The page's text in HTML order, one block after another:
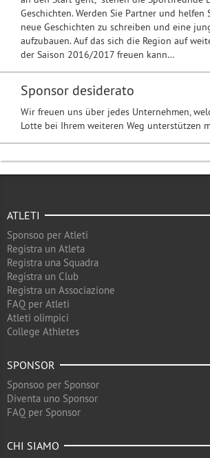
Geschichten. Werden Sie Partner und helfen
neue Geschichten zu schreiben und eine
aufzubauen. Auf das sich die Region auf
der Saison 2016/2017 freuen kann…
Sponsor desiderato
Wir freuen uns über jedes Unternehmen,
Lotte bei Ihrem weiteren Weg unterstützen
ATLETI
Sponsoo per Atleti
Registra un Atleta
Registra una Squadra
Registra un Club
Registra un Associazione
FAQ per Atleti
Atleti olimpici
College Athletes
SPONSOR
Sponsoo per Sponsor
Diventa uno Sponsor
FAQ per Sponsor
CHI SIAMO